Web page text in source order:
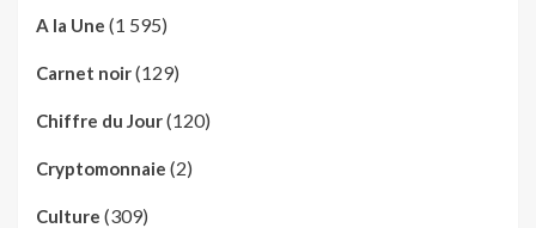
A la Une (1 595)
Carnet noir(129)
Chiffre du Jour(120)
Cryptomonnaie (2)
Culture (309)